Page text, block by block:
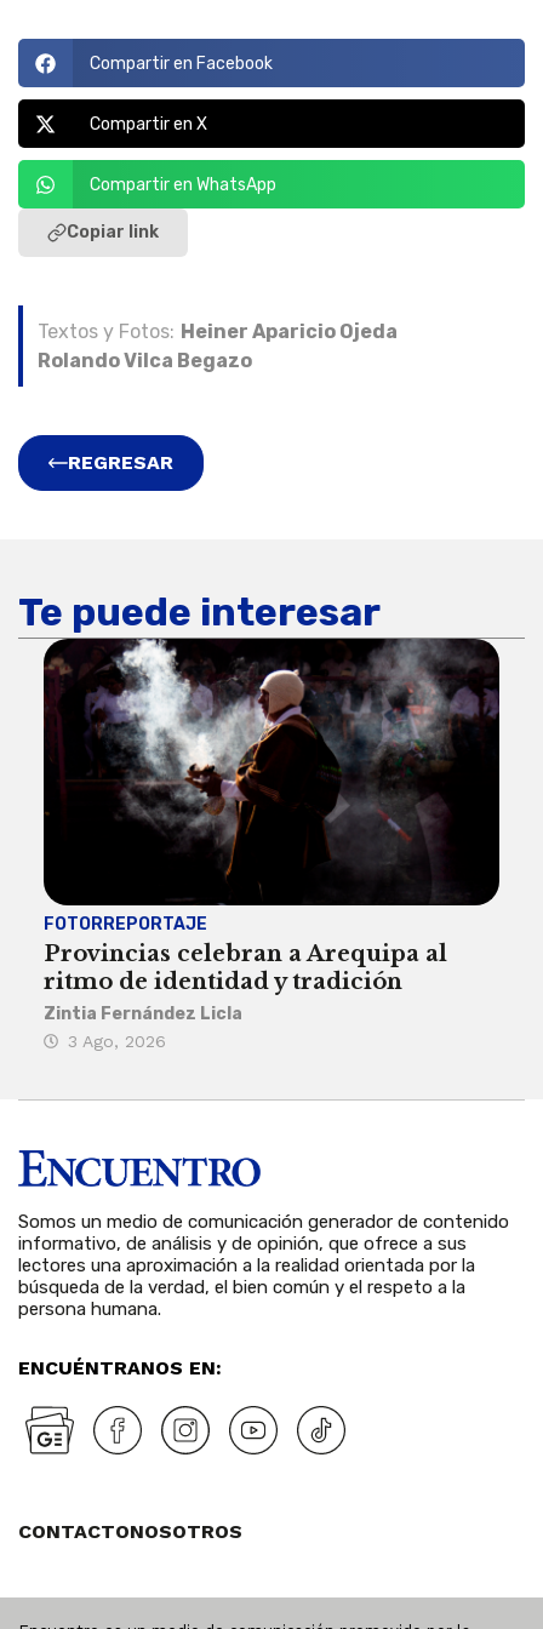
Compartir en Facebook
Compartir en X
Compartir en WhatsApp
Copiar link
Textos y Fotos: Heiner Aparicio Ojeda
Rolando Vilca Begazo
REGRESAR
Te puede interesar
FOTORREPORTAJE
Provincias celebran a Arequipa al
ritmo de identidad y tradición
Zintia Fernández Licla
3 Ago, 2026
Somos un medio de comunicación generador de contenido
informativo, de análisis y de opinión, que ofrece a sus
lectores una aproximación a la realidad orientada por la
búsqueda de la verdad, el bien común y el respeto a la
persona humana.
ENCUÉNTRANOS EN:
CONTACTONOSOTROS